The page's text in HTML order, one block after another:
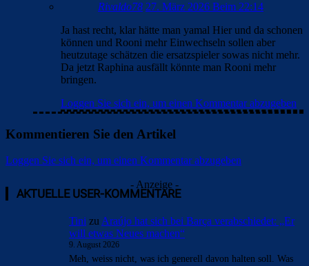
Rivaldo78 27. März 2026 Beim 22:14
Ja hast recht, klar hätte man yamal Hier und da schonen
können und Rooni mehr Einwechseln sollen aber
heutzutage schätzen die ersatzspieler sowas nicht mehr.
Da jetzt Raphina ausfällt könnte man Rooni mehr
bringen.
Loggen Sie sich ein, um einen Kommentar abzugeben
Kommentieren Sie den Artikel
Loggen Sie sich ein, um einen Kommentar abzugeben
- Anzeige -
AKTUELLE USER-KOMMENTARE
Tini zu Araújo hat sich bei Barça verabschiedet: „Er
will etwas Neues machen“
9. August 2026
Meh, weiss nicht, was ich generell davon halten soll. Was